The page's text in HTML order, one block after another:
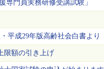
専門員実務研修受講試験」
平成29年版高齢社会白書より
限額の引き上げ